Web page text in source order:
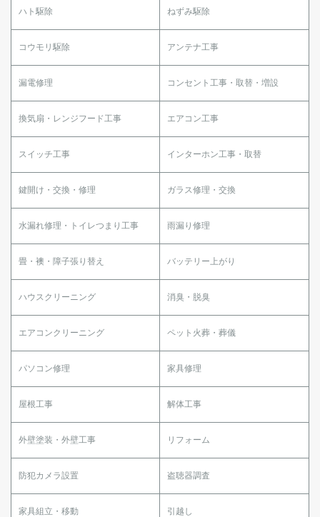
ハト駆除 ねずみ駆除
コウモリ駆除 アンテナ工事
漏電修理 コンセント工事・取替・増設
換気扇・レンジフード工事 エアコン工事
スイッチ工事 インターホン工事・取替
鍵開け・交換・修理 ガラス修理・交換
水漏れ修理・トイレつまり工事 雨漏り修理
畳・襖・障子張り替え バッテリー上がり
ハウスクリーニング 消臭・脱臭
エアコンクリーニング ペット火葬・葬儀
パソコン修理 家具修理
屋根工事 解体工事
外壁塗装・外壁工事 リフォーム
防犯カメラ設置 盗聴器調査
家具組立・移動 引越し